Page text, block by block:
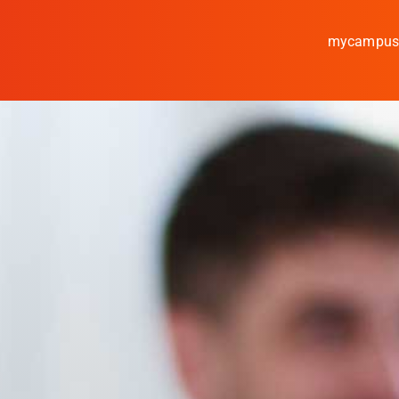
mycampus
Studieren
Forschen
Hochschule Coburg
Regionalentwicklung
Entdecke die Region